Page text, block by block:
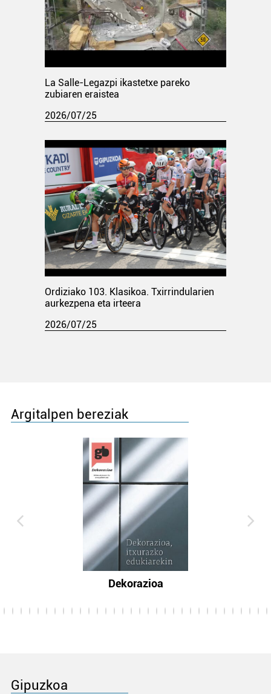
La Salle-Legazpi ikastetxe pareko
zubiaren eraistea
2026/07/25
Ordiziako 103. Klasikoa. Txirrindularien
aurkezpena eta irteera
2026/07/25
Argitalpen bereziak
Dekorazioa
Gipuzkoa